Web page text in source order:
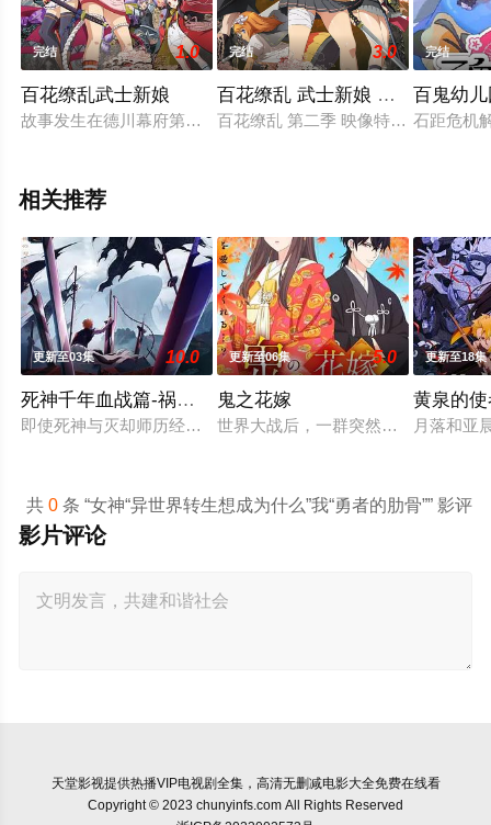
完结 1.0
百花缭乱武士新娘
故事发生在德川幕府第二十五代将军德川庆康统治下的日本，
完结 3.0
百花缭乱 武士新娘 特典
百花缭乱 第二季 映像特典BD DVD
完结
百鬼幼
石距危机
相关推荐
更新至03集 10.0
死神千年血战篇-祸进谭-
即使死神与灭却师历经千年的血战尽头，毁灭的未来已隐约可
更新至06集 5.0
鬼之花嫁
世界大战后，一群突然现身的妖怪帮
更新至18集
黄泉的
月落和亚
共0 条 “女神“异世界转生想成为什么”我“勇者的肋骨”” 影评
影片评论
天堂影视提供热播VIP电视剧全集，高清无删减电影大全免费在线看
Copyright © 2023 chunyinfs.com All Rights Reserved